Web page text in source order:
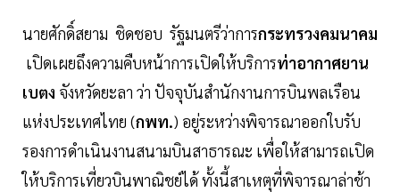
นายศักดิ์สยาม ชิดชอบ รัฐมนตรีว่าการกระทรวงคมนาคม
เปิดเผยถึงความคืบหน้าการเปิดให้บริการท่าอากาศยาน
เบตง จังหวัดยะลา ว่า ปัจจุบันสำนักงานการบินพลเรือน
แห่งประเทศไทย (กพท.) อยู่ระหว่างพิจารณาออกใบรับ
รองการดำเนินงานสนามบินสาธารณะ เพื่อให้สามารถเปิด
ให้บริการเที่ยวบินพาณิชย์ได้ ทั้งนี้สาเหตุที่พิจารณาล่าช้า